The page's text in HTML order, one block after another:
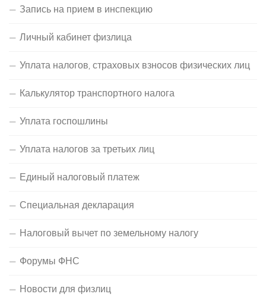
Запись на прием в инспекцию
Личный кабинет физлица
Уплата налогов, страховых взносов физических лиц
Калькулятор транспортного налога
Уплата госпошлины
Уплата налогов за третьих лиц
Единый налоговый платеж
Специальная декларация
Налоговый вычет по земельному налогу
Форумы ФНС
Новости для физлиц